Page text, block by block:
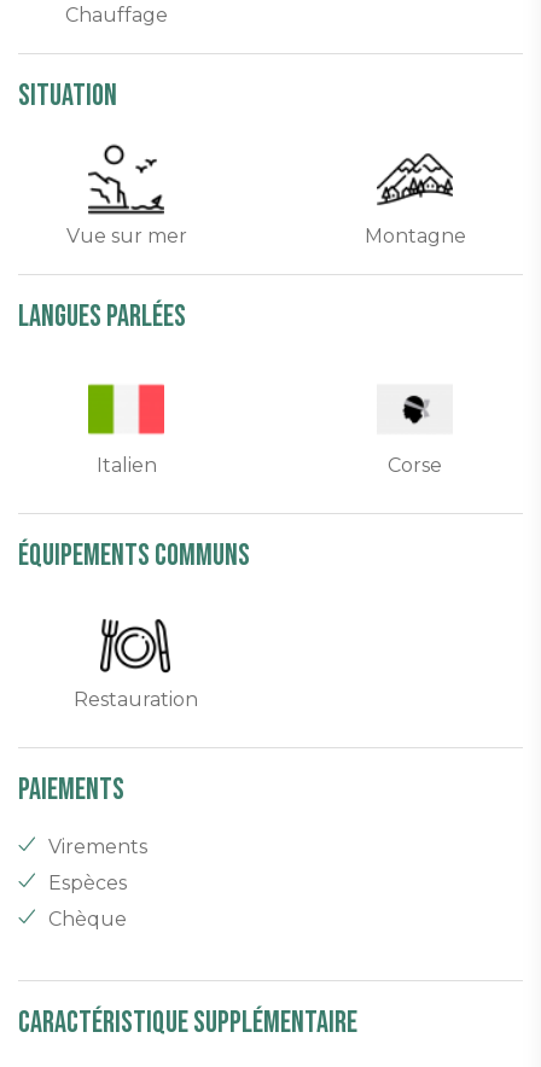
Chauffage
Situation
Vue sur mer Montagne
Langues parlées
Italien Corse
équipements communs
Restauration
Paiements
Virements
Espèces
Chèque
Caractéristique supplémentaire